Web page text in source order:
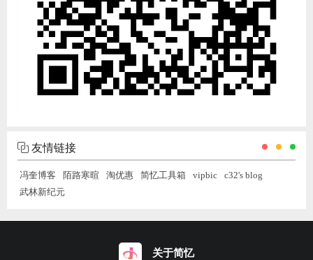
友情链接
冯奎博客 陌路寒暄 淘优惠 简忆工具箱 vipbic
c32's blog
武林新纪元
关于简忆